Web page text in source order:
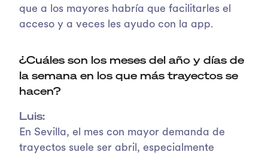
que a los mayores habría que facilitarles el
acceso y a veces les ayudo con la app.
¿Cuáles son los meses del año y días de
la semana en los que más trayectos se
hacen?
Luis:
En Sevilla, el mes con mayor demanda de
trayectos suele ser abril, especialmente